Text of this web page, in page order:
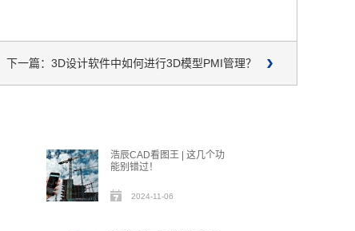
下一篇：3D设计软件中如何进行3D模型PMI管理？
浩辰CAD看图王 | 这几个功
能别错过！
2024-11-06